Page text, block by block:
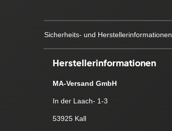
Sicherheits- und Herstellerinformationen
Herstellerinformationen
MA-Versand GmbH
In der Laach- 1-3
53925 Kall